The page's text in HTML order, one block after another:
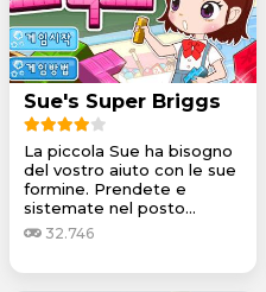
Sue's Super Briggs
La piccola Sue ha bisogno
del vostro aiuto con le sue
formine. Prendete e
sistemate nel posto...
32.746